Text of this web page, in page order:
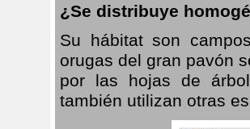
¿Se distribuye
Su hábitat son
orugas del gran pavón
por las hojas de
también utilizan otras